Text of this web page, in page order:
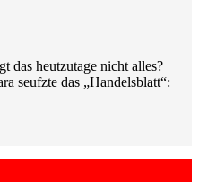
das heutzutage nicht alles?
seufzte das „Handelsblatt“: